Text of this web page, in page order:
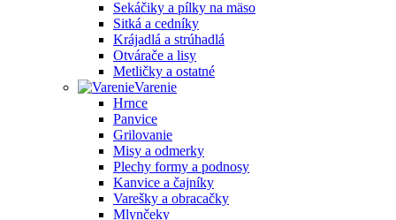
Sekáčiky a pílky na mäso
Sitká a cedníky
Krájadlá a strúhadlá
Otvárače a lisy
Metličky a ostatné
Varenie
Hrnce
Panvice
Grilovanie
Misy a odmerky
Plechy formy a podnosy
Kanvice a čajníky
Varešky a obracačky
Mlynčeky